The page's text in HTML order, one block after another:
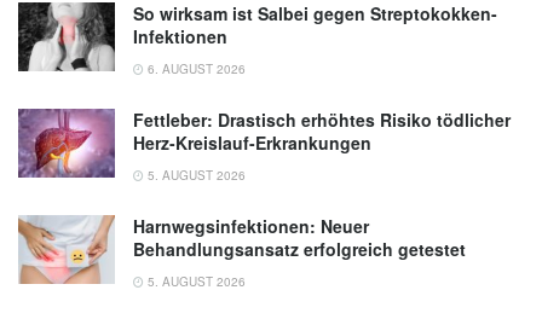
So wirksam ist Salbei gegen Streptokokken-
Infektionen
6. AUGUST 2026
Fettleber: Drastisch erhöhtes Risiko tödlicher
Herz-Kreislauf-Erkrankungen
5. AUGUST 2026
Harnwegsinfektionen: Neuer
Behandlungsansatz erfolgreich getestet
5. AUGUST 2026